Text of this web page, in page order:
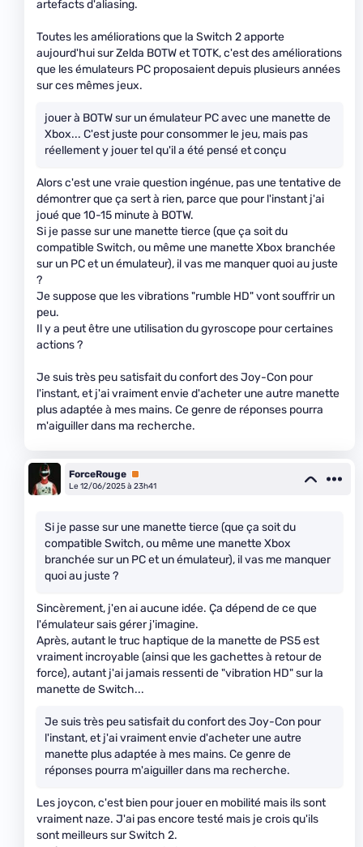
artefacts d'aliasing.
Toutes les améliorations que la Switch 2 apporte
aujourd'hui sur Zelda BOTW et TOTK, c'est des améliorations
que les émulateurs PC proposaient depuis plusieurs années
sur ces mêmes jeux.
jouer à BOTW sur un émulateur PC avec une manette de
Xbox... C'est juste pour consommer le jeu, mais pas
réellement y jouer tel qu'il a été pensé et conçu
Alors c'est une vraie question ingénue, pas une tentative de
démontrer que ça sert à rien, parce que pour l'instant j'ai
joué que 10-15 minute à BOTW.
Si je passe sur une manette tierce (que ça soit du
compatible Switch, ou même une manette Xbox branchée
sur un PC et un émulateur), il vas me manquer quoi au juste
?
Je suppose que les vibrations "rumble HD" vont souffrir un
peu.
Il y a peut être une utilisation du gyroscope pour certaines
actions ?
Je suis très peu satisfait du confort des Joy-Con pour
l'instant, et j'ai vraiment envie d'acheter une autre manette
plus adaptée à mes mains. Ce genre de réponses pourra
m'aiguiller dans ma recherche.
ForceRouge Premium
Le 12/06/2025 à 23h41
Si je passe sur une manette tierce (que ça soit du
compatible Switch, ou même une manette Xbox
branchée sur un PC et un émulateur), il vas me manquer
quoi au juste ?
Sincèrement, j'en ai aucune idée. Ça dépend de ce que
l'émulateur sais gérer j'imagine.
Après, autant le truc haptique de la manette de PS5 est
vraiment incroyable (ainsi que les gachettes à retour de
force), autant j'ai jamais ressenti de "vibration HD" sur la
manette de Switch...
Je suis très peu satisfait du confort des Joy-Con pour
l'instant, et j'ai vraiment envie d'acheter une autre
manette plus adaptée à mes mains. Ce genre de
réponses pourra m'aiguiller dans ma recherche.
Les joycon, c'est bien pour jouer en mobilité mais ils sont
vraiment naze. J'ai pas encore testé mais je crois qu'ils
sont meilleurs sur Switch 2.